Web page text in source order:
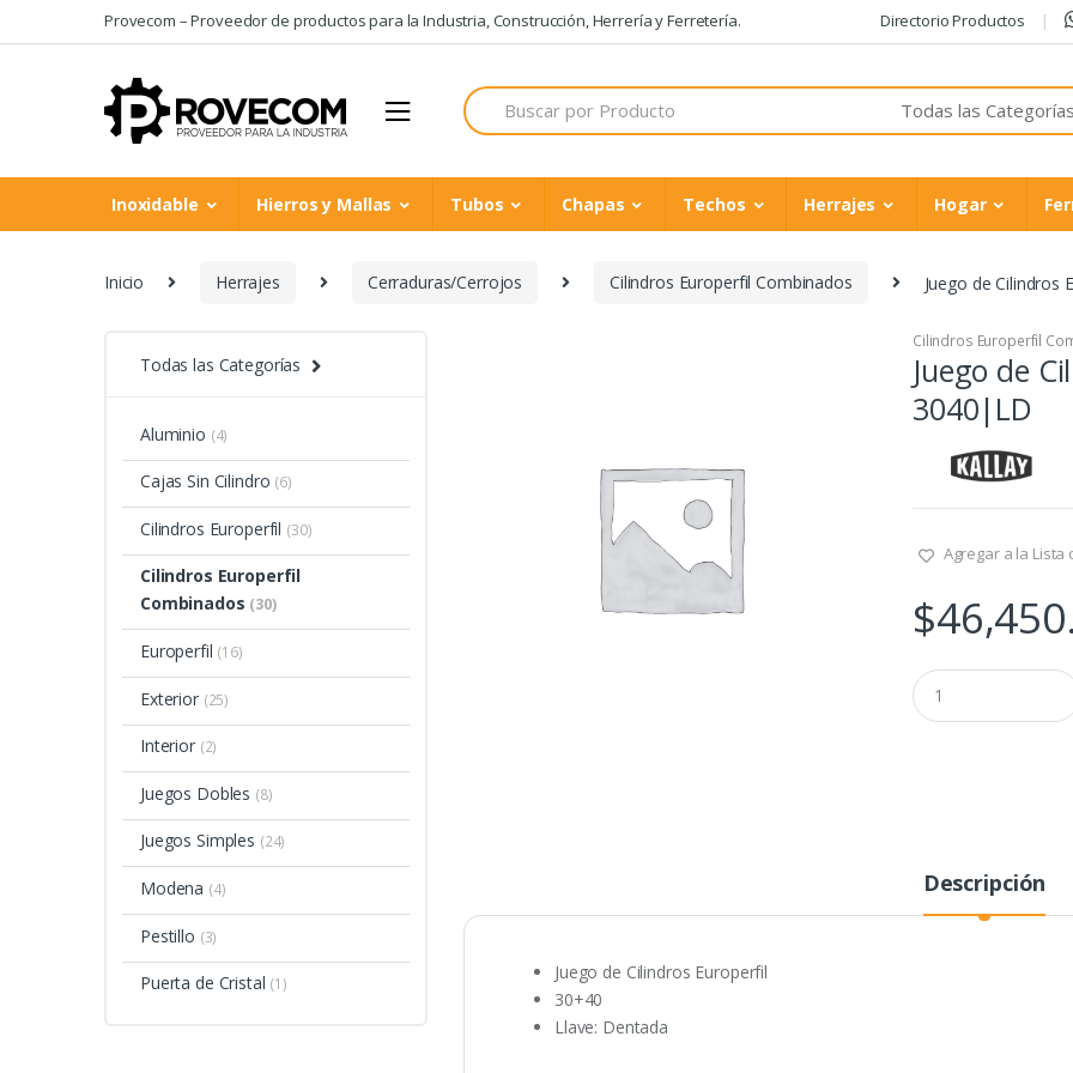
to
to
Provecom – Proveedor de productos para la Industria, Construcción, Herrería y Ferretería. Directorio Productos
Search
for:
Inoxidable Hierros y Mallas Tubos Chapas Techos Herrajes Hogar
Inicio Herrajes Cerraduras/Cerrojos Cilindros Europerfil Combinados Juego de Cilindros
Cilindros Europerfil
Juego de
3040|LD
Agregar a la Lista
$
Q
u
a
Descripción
Juego de Cilindros Europerfil
30+40
Llave: Dentada
Todas las Categorías
Aluminio (4)
Cajas Sin Cilindro (6)
Cilindros Europerfil (30)
Cilindros Europerfil
Combinados (30)
Europerfil (16)
Exterior (25)
Interior (2)
Juegos Dobles (8)
Juegos Simples (24)
Modena (4)
Pestillo (3)
Puerta de Cristal (1)